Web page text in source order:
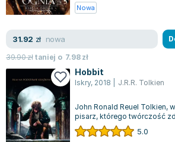
Nowa
31.92 zł nowa
39.90złtaniej o 7.98zł
Hobbit
Iskry, 2018 J.R.R. Tolkien
John Ronald Reuel Tolkien,
pisarz, którego twórczość
XX wieku, zdobył
5.0